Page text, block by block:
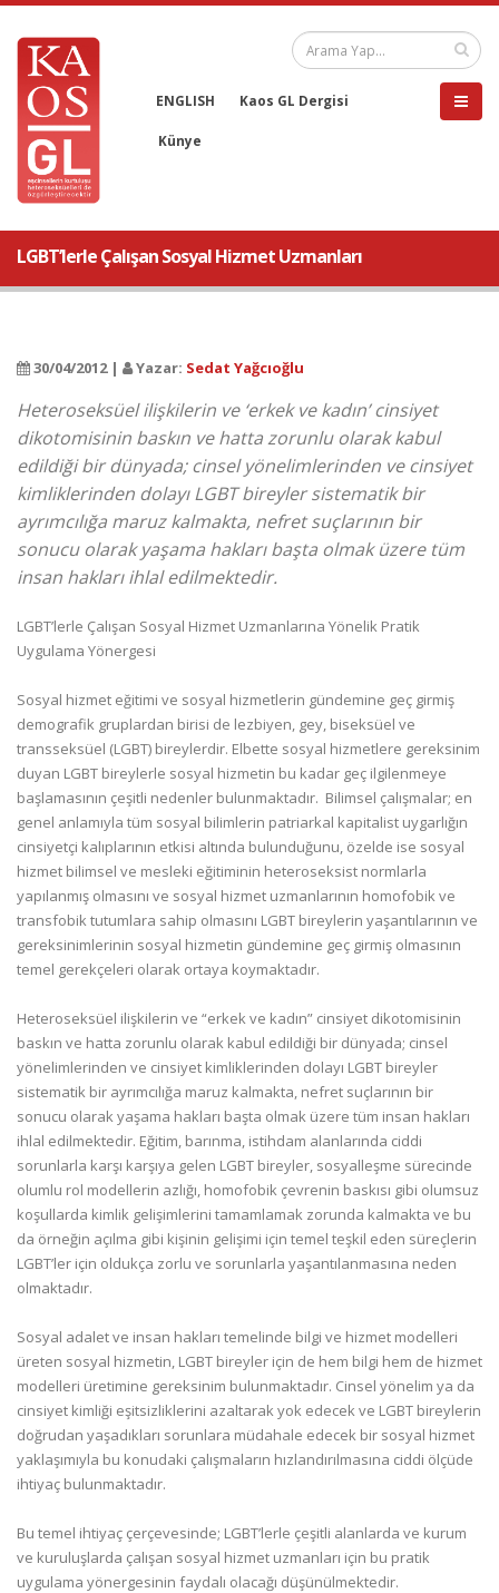
ENGLISH Kaos GL Dergisi
Künye
LGBT’lerle Çalışan Sosyal Hizmet Uzmanları
30/04/2012 | Yazar: Sedat Yağcıoğlu
Heteroseksüel ilişkilerin ve ‘erkek ve kadın’ cinsiyet
dikotomisinin baskın ve hatta zorunlu olarak kabul
edildiği bir dünyada; cinsel yönelimlerinden ve cinsiyet
kimliklerinden dolayı LGBT bireyler sistematik bir
ayrımcılığa maruz kalmakta, nefret suçlarının bir
sonucu olarak yaşama hakları başta olmak üzere tüm
insan hakları ihlal edilmektedir.
LGBT’lerle Çalışan Sosyal Hizmet Uzmanlarına Yönelik Pratik
Uygulama Yönergesi
Sosyal hizmet eğitimi ve sosyal hizmetlerin gündemine geç girmiş
demografik gruplardan birisi de lezbiyen, gey, biseksüel ve
transseksüel (LGBT) bireylerdir. Elbette sosyal hizmetlere gereksinim
duyan LGBT bireylerle sosyal hizmetin bu kadar geç ilgilenmeye
başlamasının çeşitli nedenler bulunmaktadır. Bilimsel çalışmalar; en
genel anlamıyla tüm sosyal bilimlerin patriarkal kapitalist uygarlığın
cinsiyetçi kalıplarının etkisi altında bulunduğunu, özelde ise sosyal
hizmet bilimsel ve mesleki eğitiminin heteroseksist normlarla
yapılanmış olmasını ve sosyal hizmet uzmanlarının homofobik ve
transfobik tutumlara sahip olmasını LGBT bireylerin yaşantılarının ve
gereksinimlerinin sosyal hizmetin gündemine geç girmiş olmasının
temel gerekçeleri olarak ortaya koymaktadır.
Heteroseksüel ilişkilerin ve “erkek ve kadın” cinsiyet dikotomisinin
baskın ve hatta zorunlu olarak kabul edildiği bir dünyada; cinsel
yönelimlerinden ve cinsiyet kimliklerinden dolayı LGBT bireyler
sistematik bir ayrımcılığa maruz kalmakta, nefret suçlarının bir
sonucu olarak yaşama hakları başta olmak üzere tüm insan hakları
ihlal edilmektedir. Eğitim, barınma, istihdam alanlarında ciddi
sorunlarla karşı karşıya gelen LGBT bireyler, sosyalleşme sürecinde
olumlu rol modellerin azlığı, homofobik çevrenin baskısı gibi olumsuz
koşullarda kimlik gelişimlerini tamamlamak zorunda kalmakta ve bu
da örneğin açılma gibi kişinin gelişimi için temel teşkil eden süreçlerin
LGBT’ler için oldukça zorlu ve sorunlarla yaşantılanmasına neden
olmaktadır.
Sosyal adalet ve insan hakları temelinde bilgi ve hizmet modelleri
üreten sosyal hizmetin, LGBT bireyler için de hem bilgi hem de hizmet
modelleri üretimine gereksinim bulunmaktadır. Cinsel yönelim ya da
cinsiyet kimliği eşitsizliklerini azaltarak yok edecek ve LGBT bireylerin
doğrudan yaşadıkları sorunlara müdahale edecek bir sosyal hizmet
yaklaşımıyla bu konudaki çalışmaların hızlandırılmasına ciddi ölçüde
ihtiyaç bulunmaktadır.
Bu temel ihtiyaç çerçevesinde; LGBT’lerle çeşitli alanlarda ve kurum
ve kuruluşlarda çalışan sosyal hizmet uzmanları için bu pratik
uygulama yönergesinin faydalı olacağı düşünülmektedir.